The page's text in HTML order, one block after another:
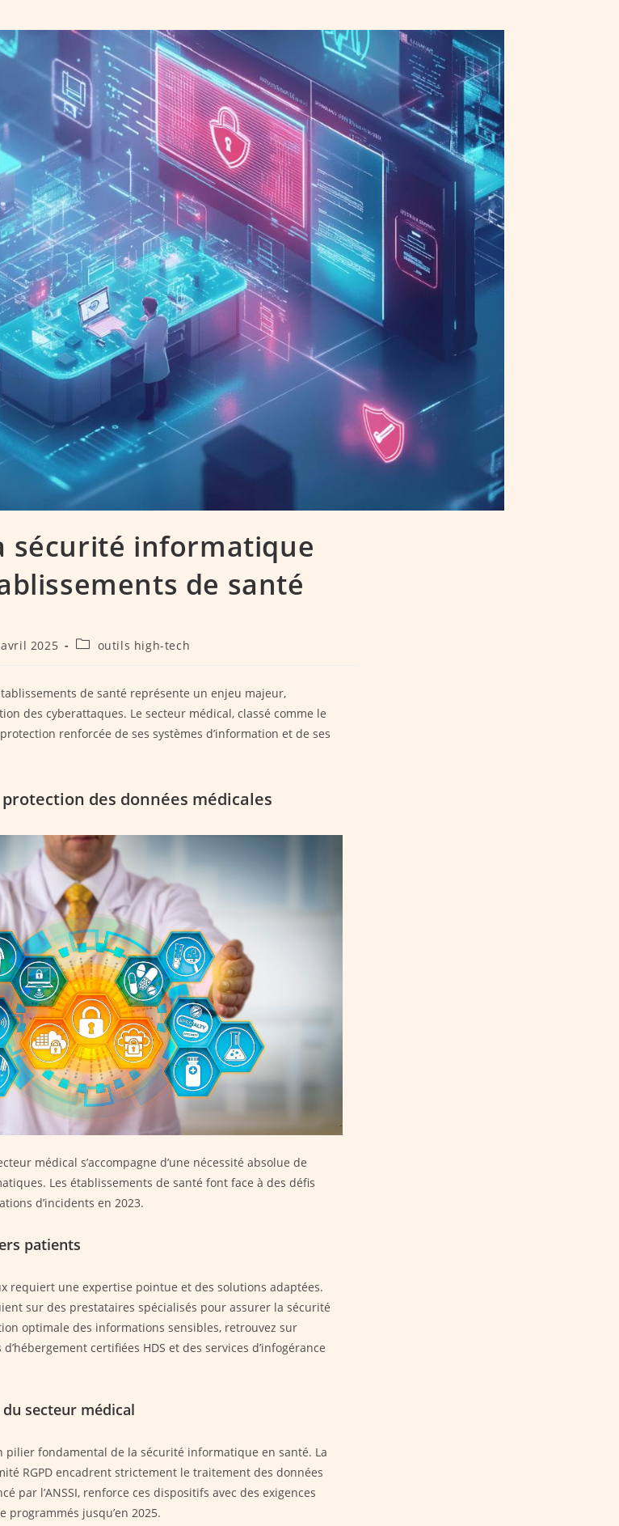
sécurité informatique
de santé
2025
Postoutils high-tech
de santé représente un enjeu majeur,
des cyberattaques. Le secteur médical, classé comme le
renforcée de ses systèmes d’information et de ses
des données médicales
médical s’accompagne d’une nécessité absolue de
Les établissements de santé font face à des défis
d’incidents en 2023.
patients
requiert une expertise pointue et des solutions adaptées.
sur des prestataires spécialisés pour assurer la sécurité
optimale des informations sensibles, retrouvez sur
certifiées HDS et des services d’infogérance
secteur médical
pilier fondamental de la sécurité informatique en santé. La
RGPD encadrent strictement le traitement des données
par l’ANSSI, renforce ces dispositifs avec des exigences
programmés jusqu’en 2025.